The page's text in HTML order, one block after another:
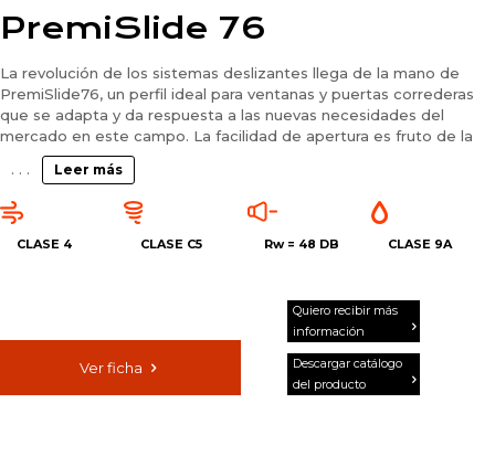
PremiSlide 76
La revolución de los sistemas deslizantes llega de la mano de
PremiSlide76, un perfil ideal para ventanas y puertas correderas
que se adapta y da respuesta a las nuevas necesidades del
mercado en este campo. La facilidad de apertura es fruto de la
combinación de corredera y paralela, dando como resultado un
deslizamiento de alta calidad con unas elevadas prestaciones de
estanqueidad al agua y bajas infiltraciones de aire.
Alcanza notables valores en aislamiento térmico con un Uf de 1,4
estabilidad y firmeza gracias a un carril de aluminio de grandes
dimensiones diseñado para soportar el peso de las hojas móviles.
. . . Leer más
CLASE 4 CLASE C5 Rw = 48 DB CLASE 9A
Ver ficha
Quiero recibir más
información
Descargar catálogo
del producto